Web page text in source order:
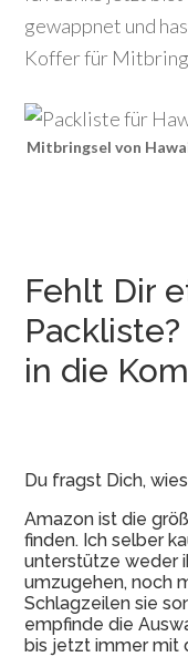
gewappnet und
Koffer für
Mitbringsel von
Fehlt Dir
in die
Du fragst Dich,
Amazon ist die
finden. Ich selber
unterstütze weder
umzugehen, noch
Schlagzeilen sie
empfinde die
bis jetzt immer mit